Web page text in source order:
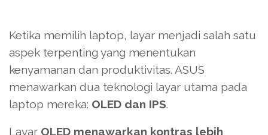
Ketika memilih laptop, layar menjadi salah satu
aspek terpenting yang menentukan
kenyamanan dan produktivitas. ASUS
menawarkan dua teknologi layar utama pada
laptop mereka: OLED dan IPS.
Layar OLED menawarkan kontras lebih